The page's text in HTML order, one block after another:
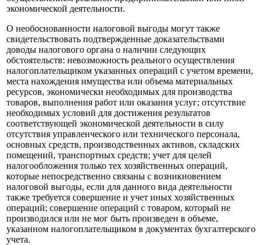
экономической деятельности.
О необоснованности налоговой выгоды могут также
свидетельствовать подтвержденные доказательствами
доводы налогового органа о наличии следующих
обстоятельств: невозможность реального осуществления
налогоплательщиком указанных операций с учетом времени,
места нахождения имущества или объема материальных
ресурсов, экономически необходимых для производства
товаров, выполнения работ или оказания услуг; отсутствие
необходимых условий для достижения результатов
соответствующей экономической деятельности в силу
отсутствия управленческого или технического персонала,
основных средств, производственных активов, складских
помещений, транспортных средств; учет для целей
налогообложения только тех хозяйственных операций,
которые непосредственно связаны с возникновением
налоговой выгоды, если для данного вида деятельности
также требуется совершение и учет иных хозяйственных
операций; совершение операций с товаром, который не
производился или не мог быть произведен в объеме,
указанном налогоплательщиком в документах бухгалтерского
учета.